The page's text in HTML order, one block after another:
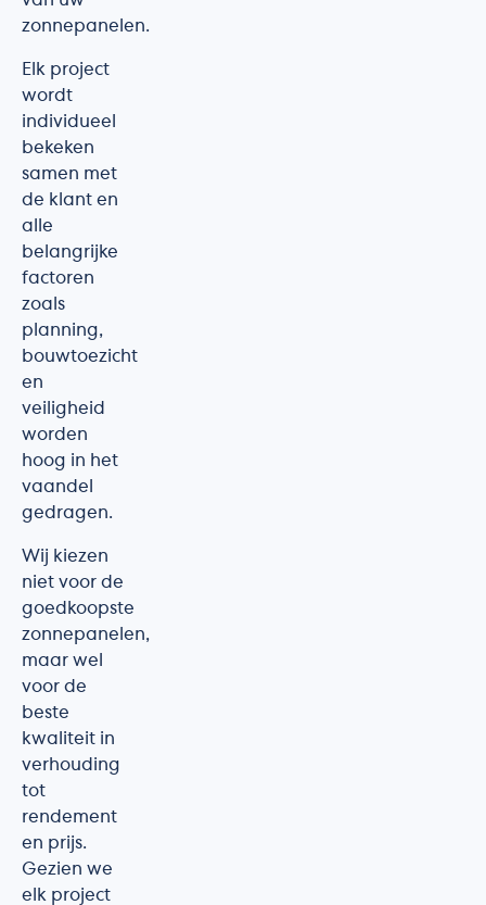
zonnepanelen.
Elk project
wordt
individueel
bekeken
samen met
de klant en
alle
belangrijke
factoren
zoals
planning,
bouwtoezicht
en
veiligheid
worden
hoog in het
vaandel
gedragen.
Wij kiezen
niet voor de
goedkoopste
zonnepanelen,
maar wel
voor de
beste
kwaliteit in
verhouding
tot
rendement
en prijs.
Gezien we
elk project